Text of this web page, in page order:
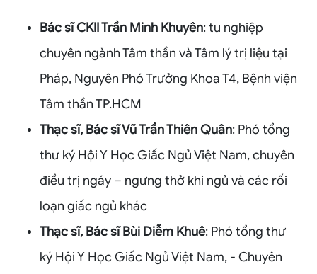
Bác sĩ CKII Trần Minh Khuyên: tu nghiệp
chuyên ngành Tâm thần và Tâm lý trị liệu tại
Pháp, Nguyên Phó Trưởng Khoa T4, Bệnh viện
Tâm thần TP.HCM
Thạc sĩ, Bác sĩ Vũ Trần Thiên Quân: Phó tổng
thư ký Hội Y Học Giấc Ngủ Việt Nam, chuyên
điều trị ngáy – ngưng thở khi ngủ và các rối
loạn giấc ngủ khác
Thạc sĩ, Bác sĩ Bùi Diễm Khuê: Phó tổng thư
ký Hội Y Học Giấc Ngủ Việt Nam, - Chuyên